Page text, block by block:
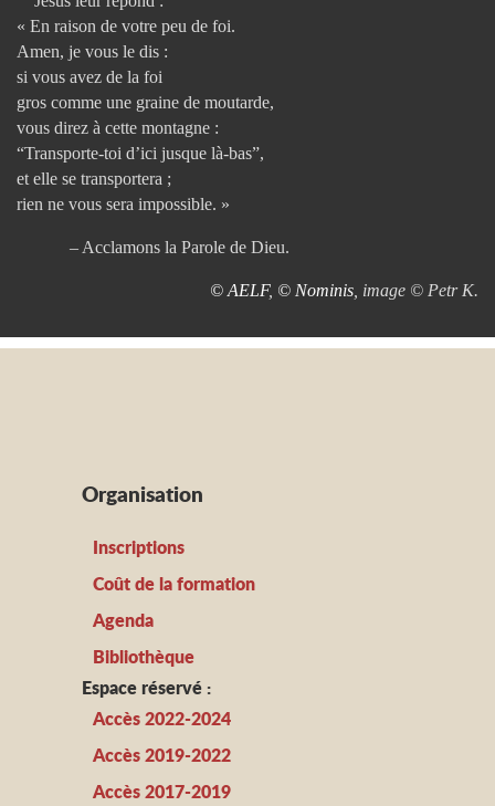
« En raison de votre peu de foi.
Amen, je vous le dis :
si vous avez de la foi
gros comme une graine de moutarde,
vous direz à cette montagne :
“Transporte-toi d’ici jusque là-bas”,
et elle se transportera ;
rien ne vous sera impossible. »
– Acclamons la Parole de Dieu.
© AELF, © Nominis , image © Petr K.
Organisation
Inscriptions
Coût de la formation
Agenda
Bibliothèque
Espace réservé :
Accès 2022-2024
Accès 2019-2022
Accès 2017-2019